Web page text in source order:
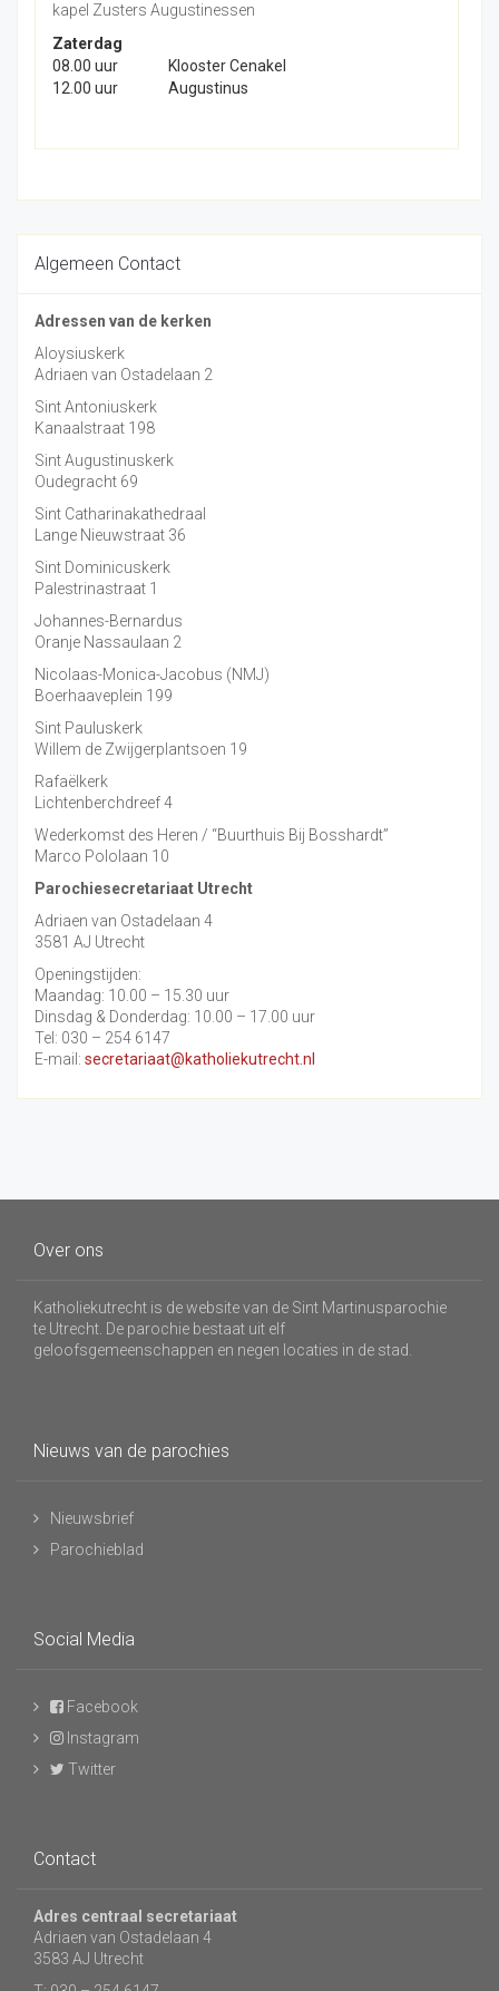
kapel Zusters Augustinessen
Zaterdag
08.00 uur
Klooster Cenakel
12.00 uur
Augustinus
Algemeen Contact
Adressen van de kerken
Aloysiuskerk
Adriaen van Ostadelaan 2
Sint Antoniuskerk
Kanaalstraat 198
Sint Augustinuskerk
Oudegracht 69
Sint Catharinakathedraal
Lange Nieuwstraat 36
Sint Dominicuskerk
Palestrinastraat 1
Johannes-Bernardus
Oranje Nassaulaan 2
Nicolaas-Monica-Jacobus (NMJ)
Boerhaaveplein 199
Sint Pauluskerk
Willem de Zwijgerplantsoen 19
Rafaëlkerk
Lichtenberchdreef 4
Wederkomst des Heren / “Buurthuis Bij Bosshardt”
Marco Pololaan 10
Parochiesecretariaat Utrecht
Adriaen van Ostadelaan 4
3581 AJ Utrecht
Openingstijden:
Maandag: 10.00 – 15.30 uur
Dinsdag & Donderdag: 10.00 – 17.00 uur
Tel: 030 – 254 6147
E-mail: secretariaat@katholiekutrecht.nl
Over ons
Katholiekutrecht is de website van de Sint Martinusparochie
te Utrecht. De parochie bestaat uit elf
geloofsgemeenschappen en negen locaties in de stad.
Nieuws van de parochies
Nieuwsbrief
Parochieblad
Social Media
Facebook
Instagram
Twitter
Contact
Adres centraal secretariaat
Adriaen van Ostadelaan 4
3583 AJ Utrecht